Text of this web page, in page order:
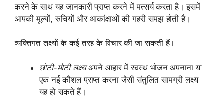
करने के साथ यह जानकारी प्राप्त करने में मत्सर्य करता है। इसमें
आपकी मूल्यों, रुचियों और आकांक्षाओं की गहरी समझ होती है।
व्यक्तिगत लक्ष्यों के कई तरह के विचार की जा सकती हैं।
छोटी-मोटी लक्ष्यअपने आहार में स्वस्थ भोजन अपनाना या
एक नई कौशल प्राप्त करना जैसी संतुलित सामग्री लक्ष्य
यह हो सकते हैं।